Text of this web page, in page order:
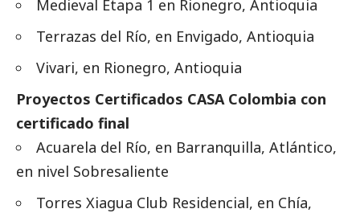
Medieval Etapa 1 en Rionegro, Antioquia
Terrazas del Río, en Envigado, Antioquia
Vivari, en Rionegro, Antioquia
Proyectos Certificados CASA Colombia con
certificado final
Acuarela del Río, en Barranquilla, Atlántico,
en nivel Sobresaliente
Torres Xiagua Club Residencial, en Chía,